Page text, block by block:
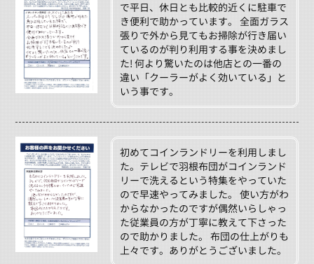
で平日、休日とも比較的近くに駐車で
き便利で助かっています。 全面ガラス
張りで外から見てもお掃除が行き届い
ているのが判り利用する事を決めまし
た! 何より驚いたのは他店との一番の
違い「クーラーがよく効いている」と
いう事です。
初めてコインランドリーを利用しまし
た。テレビで羽根布団がコインランド
リーで洗えるという特集をやっていた
ので早速やってみました。 使い方がわ
からなかったのですが偶然いらしゃっ
た従業員の方が丁寧に教えて下さった
ので助かりました。 布団の仕上がりも
上々です。ありがとうございました。